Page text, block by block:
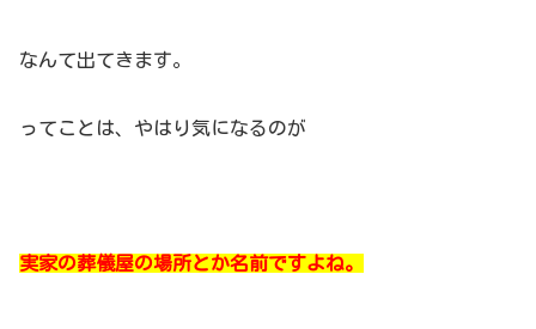
なんて出てきます。
ってことは、やはり気になるのが
実家の葬儀屋の場所とか名前ですよね。